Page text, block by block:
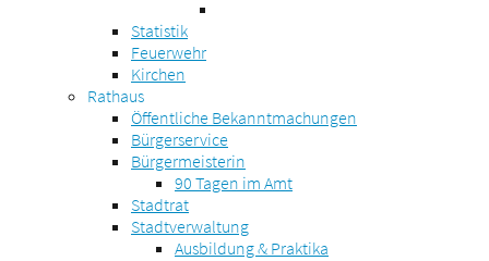
Statistik
Feuerwehr
Kirchen
Rathaus
Öffentliche Bekanntmachungen
Bürgerservice
Bürgermeisterin
90 Tagen im Amt
Stadtrat
Stadtverwaltung
Ausbildung & Praktika